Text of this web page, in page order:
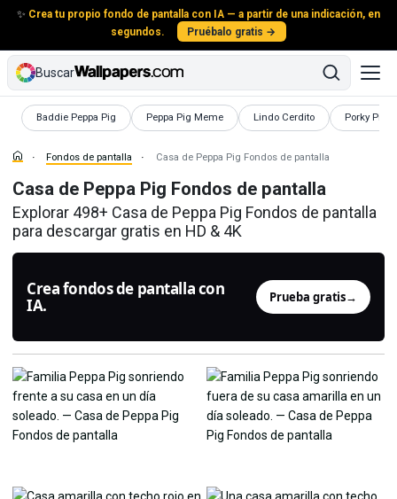
✨ Crea tu propio fondo de pantalla con IA — a partir de una indicación, en
segundos.
Pruébalo gratis →
Buscar
Baddie Peppa Pig
Fondos de pantalla Peppa Pig Meme
Fondos de pantalla Lindo Cerdito
Fondos de pantalla Porky Pig
Fondos de
Fondos de pantalla Casa de Peppa Pig Fondos de pantalla
Casa de Peppa Pig Fondos de pantalla
Explorar 498+ Casa de Peppa Pig Fondos de pantalla
para descargar gratis en HD & 4K
Crea fondos de pantalla con
IA.
Prueba gratis→